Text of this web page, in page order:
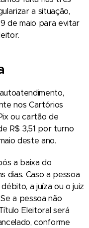
a situação,
de maio para evitar
nos Cartórios
ou cartão de
R$ 3,51 por turno
deste ano.
a baixa do
dias. Caso a pessoa
a juíza ou o juiz
a pessoa não
Eleitoral será
conforme